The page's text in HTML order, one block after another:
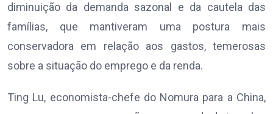
diminuição da demanda sazonal e da cautela das
famílias, que mantiveram uma postura mais
conservadora em relação aos gastos, temerosas
sobre a situação do emprego e da renda.
Ting Lu, economista-chefe do Nomura para a China,